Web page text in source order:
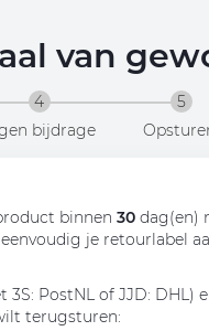
van
4
bijdrage
5
binnen30 dag(en)
je retourlabel
PostNL of JJD: DHL)
terugsturen: